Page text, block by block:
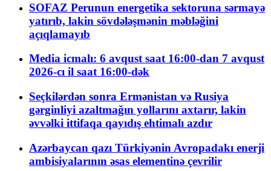
SOFAZ Perunun energetika sektoruna sərmayə
yatırıb, lakin sövdələşmənin məbləğini
açıqlamayıb
Media icmalı: 6 avqust saat 16:00-dan 7 avqust
2026-cı il saat 16:00-dək
Seçkilərdən sonra Ermənistan və Rusiya
gərginliyi azaltmağın yollarını axtarır, lakin
əvvəlki ittifaqa qayıdış ehtimalı azdır
Azərbaycan qazı Türkiyənin Avropadakı enerji
ambisiyalarının əsas elementinə çevrilir